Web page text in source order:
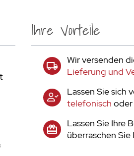
Ihre Vorteile
Wir versenden
Lieferung und
Lassen Sie sich
telefonisch oder
Lassen Sie Ihre
überraschen Sie